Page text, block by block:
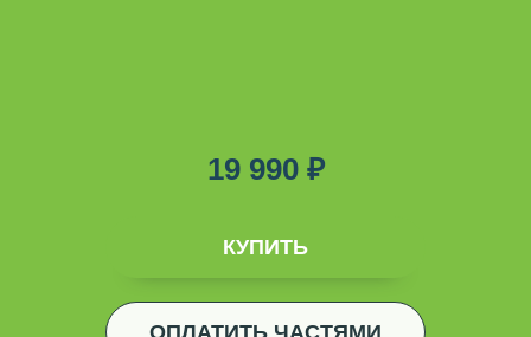
19 990 ₽
КУПИТЬ
ОПЛАТИТЬ ЧАСТЯМИ
ДОБАВЛЕНО
ДОБАВЛЕНО